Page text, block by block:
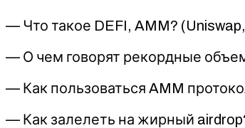
— Что такое DEFI, AMM?
— О чем говорят рекордные
— Как пользоваться AMM
— Как залелеть на жирный